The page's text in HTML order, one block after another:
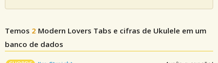
Temos 2 Modern Lovers Tabs e cifras de Ukulele em um
banco de dados